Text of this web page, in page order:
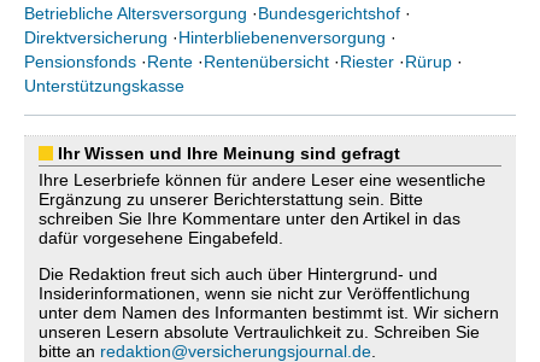
Betriebliche Altersversorgung ·Bundesgerichtshof ·
Direktversicherung ·Hinterbliebenenversorgung ·
Pensionsfonds ·Rente ·Rentenübersicht ·Riester ·Rürup ·
Unterstützungskasse
Ihr Wissen und Ihre Meinung sind gefragt
Ihre Leserbriefe können für andere Leser eine wesentliche
Ergänzung zu unserer Berichterstattung sein. Bitte
schreiben Sie Ihre Kommentare unter den Artikel in das
dafür vorgesehene Eingabefeld.
Die Redaktion freut sich auch über Hintergrund- und
Insiderinformationen, wenn sie nicht zur Veröffentlichung
unter dem Namen des Informanten bestimmt ist. Wir sichern
unseren Lesern absolute Vertraulichkeit zu. Schreiben Sie
bitte an redaktion@versicherungsjournal.de